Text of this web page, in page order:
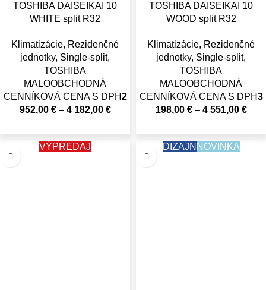
TOSHIBA DAISEIKAI 10
WHITE split R32
Klimatizácie, Rezidenčné
jednotky, Single-split,
TOSHIBA
MALOOBCHODNÁ
CENNÍKOVÁ CENA S DPH2
952,00 €– 4 182,00 €
TOSHIBA DAISEIKAI 10
WOOD split R32
Klimatizácie, Rezidenčné
jednotky, Single-split,
TOSHIBA
MALOOBCHODNÁ
CENNÍKOVÁ CENA S DPH3
198,00 €– 4 551,00 €
VÝPREDAJ DIZAJN NOVINKA